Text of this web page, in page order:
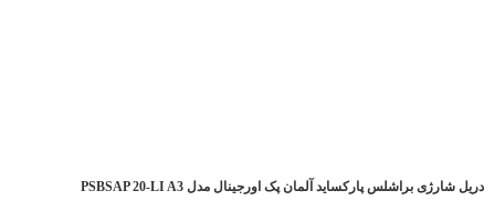
دریل شارژی براشلس پارکساید آلمان پک اورجینال مدل PSBSAP 20-LI A3